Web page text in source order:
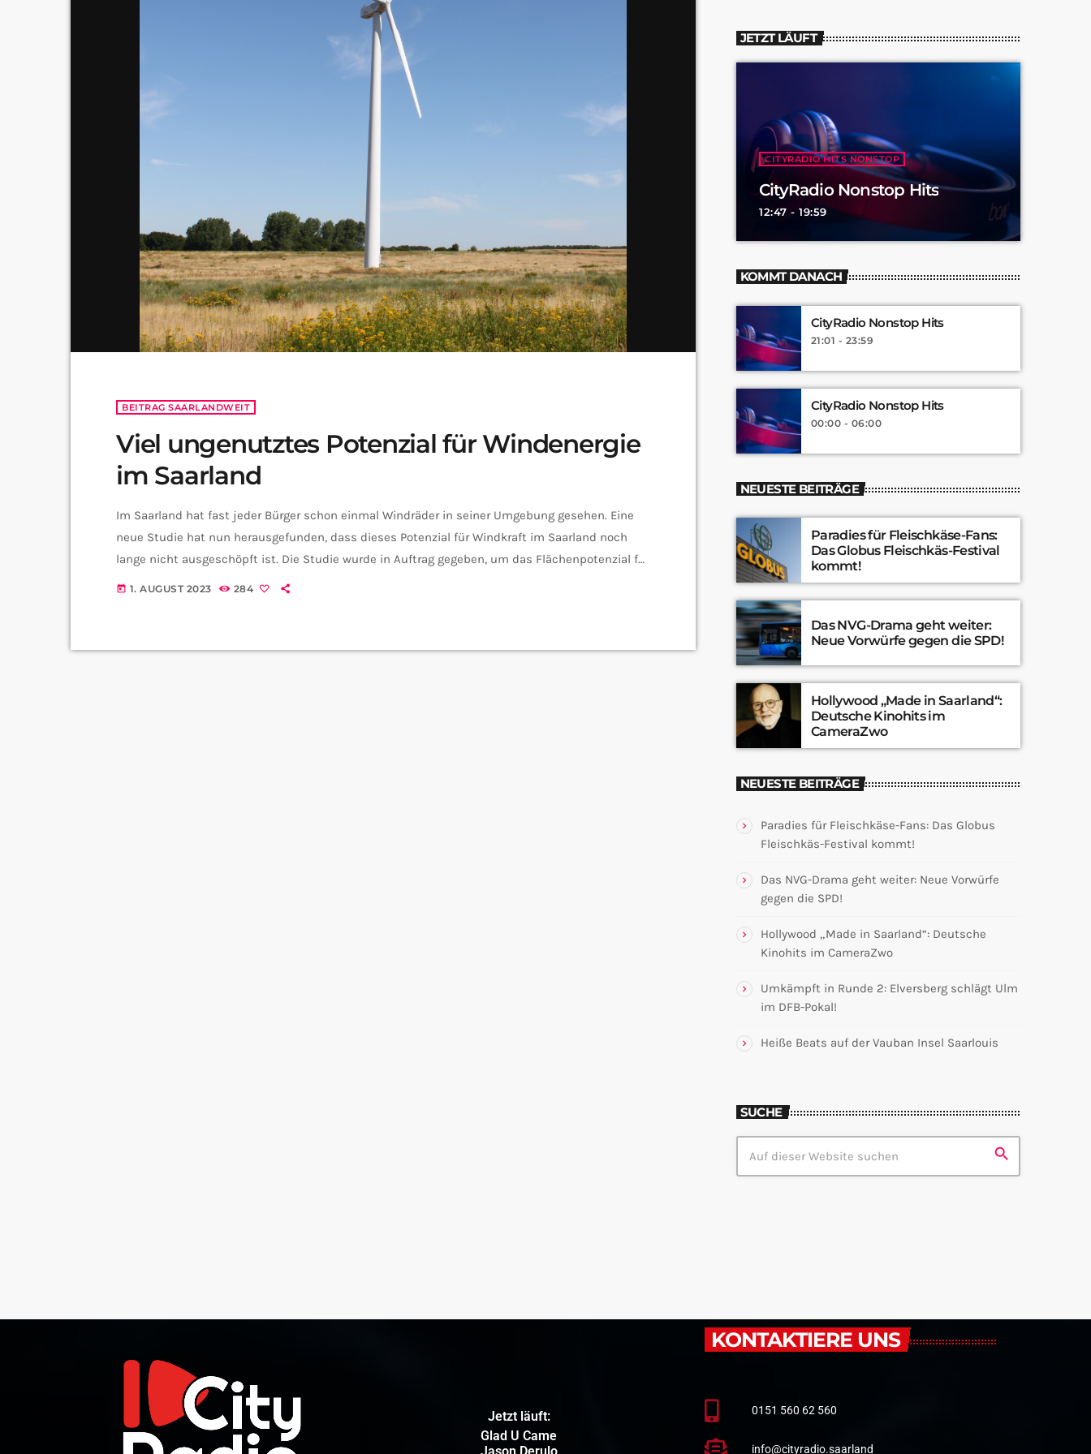
BEITRAG SAARLANDWEIT
Viel ungenutztes Potenzial für Windenergie
im Saarland
Im Saarland hat fast jeder Bürger schon einmal Windräder in seiner Umgebung gesehen. Eine
neue Studie hat nun herausgefunden, dass dieses Potenzial für Windkraft im Saarland noch
lange nicht ausgeschöpft ist. Die Studie wurde in Auftrag gegeben, um das Flächenpotenzial für
den Ausbau von Windkraft im Saarland zu untersuchen. Dabei arbeiteten das Saar-
today 1. AUGUST 2023 284
JETZT LÄUFT
CITYRADIO HITS NONSTOP
CityRadio Nonstop Hits
12:47 - 19:59
KOMMT DANACH
CityRadio Nonstop Hits
21:01 - 23:59
CityRadio Nonstop Hits
00:00 - 06:00
NEUESTE BEITRÄGE
Paradies für Fleischkäse-Fans:
Das Globus Fleischkäs-Festival
kommt!
Das NVG-Drama geht weiter:
Neue Vorwürfe gegen die SPD!
Hollywood „Made in Saarland“:
Deutsche Kinohits im
CameraZwo
NEUESTE BEITRÄGE
Paradies für Fleischkäse-Fans: Das Globus
Fleischkäs-Festival kommt!
Das NVG-Drama geht weiter: Neue Vorwürfe
gegen die SPD!
Hollywood „Made in Saarland“: Deutsche
Kinohits im CameraZwo
Umkämpft in Runde 2: Elversberg schlägt Ulm
im DFB-Pokal!
Heiße Beats auf der Vauban Insel Saarlouis
SUCHE
search
Jetzt läuft:
Glad U Came
KONTAKTIERE UNS
0151 560 62 560
info@cityradio.saarland